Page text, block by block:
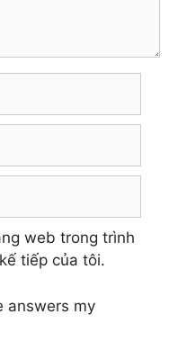
Vĩnh Phúc
web trong trình
tiếp của tôi.
answers my